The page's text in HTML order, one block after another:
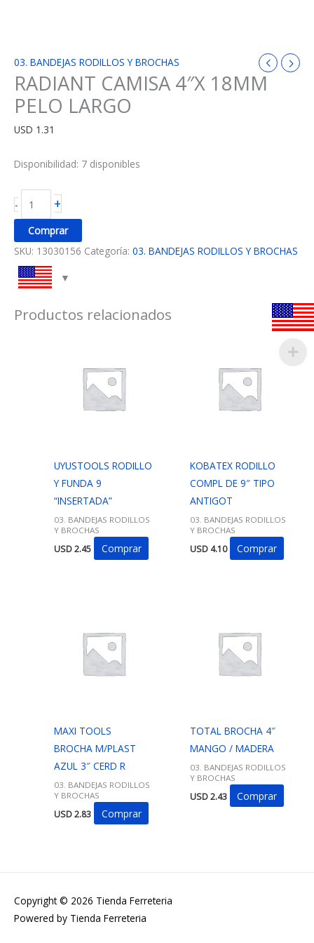
03. BANDEJAS RODILLOS Y BROCHAS
RADIANT CAMISA 4″X 18MM
PELO LARGO
USD 1.31
Disponibilidad: 7 disponibles
- +
Comprar
SKU: 13030156 Categoría: 03. BANDEJAS RODILLOS Y BROCHAS
Productos relacionados
UYUSTOOLS RODILLO
Y FUNDA 9
“INSERTADA”
03. BANDEJAS RODILLOS
Y BROCHAS
USD2.45 Comprar
KOBATEX RODILLO
COMPL DE 9″ TIPO
ANTIGOT
03. BANDEJAS RODILLOS
Y BROCHAS
USD4.10 Comprar
MAXI TOOLS
BROCHA M/PLAST
AZUL 3″ CERD R
03. BANDEJAS RODILLOS
Y BROCHAS
USD2.83 Comprar
TOTAL BROCHA 4″
MANGO / MADERA
03. BANDEJAS RODILLOS
Y BROCHAS
USD2.43 Comprar
Copyright © 2026 Tienda Ferreteria
Powered by Tienda Ferreteria